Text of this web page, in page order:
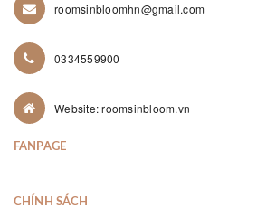
roomsinbloomhn@gmail.com
0334559900
Website: roomsinbloom.vn
FANPAGE
CHÍNH SÁCH